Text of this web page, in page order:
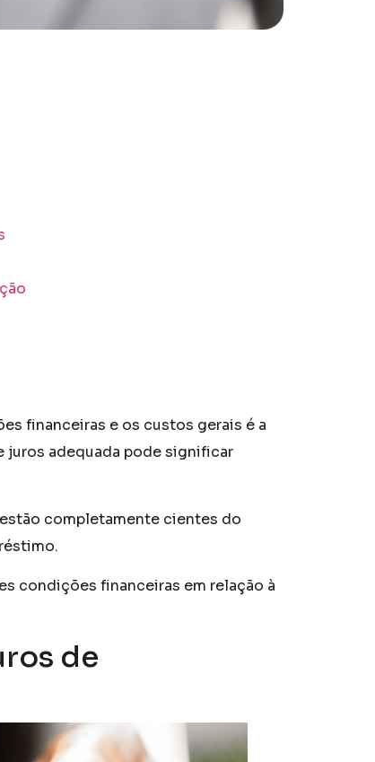
financeiras e os custos gerais é a
juros adequada pode significar
completamente cientes do
condições financeiras em relação à
de